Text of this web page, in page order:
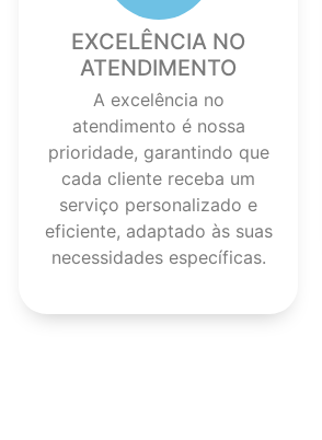
EXCELÊNCIA NO
ATENDIMENTO
A excelência no
atendimento é nossa
prioridade, garantindo que
cada cliente receba um
serviço personalizado e
eficiente, adaptado às suas
necessidades específicas.